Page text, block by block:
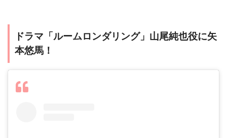
ドラマ「ルームロンダリング」山尾純也役に矢
本悠馬！